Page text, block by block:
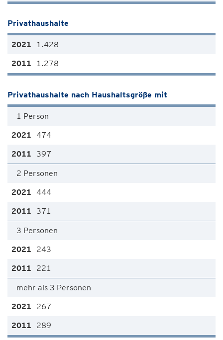
Privathaushalte
1.428
1.278
Privathaushalte nach Haushaltsgröße mit
1 Person
474
397
2 Personen
444
371
3 Personen
243
221
mehr als 3 Personen
267
289